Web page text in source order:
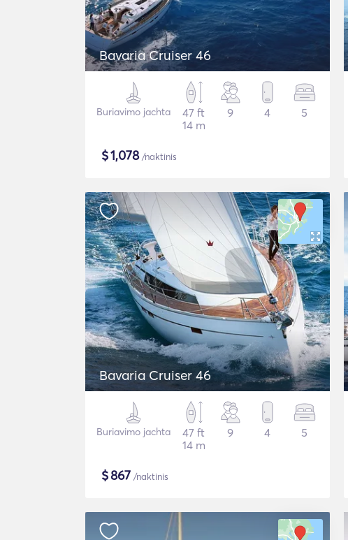
Bavaria Cruiser 46
Buriavimo jachta
47 ft
14 m
9 4 5
$1,078/naktinis
Bavaria Cruiser 46
Buriavimo jachta
47 ft
14 m
9 4 5
$867 /naktinis